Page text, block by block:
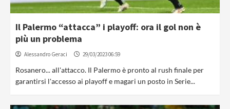
Il Palermo “attacca” i playoff: ora il gol non è
più un problema
Alessandro Geraci 29/03/2023 06:59
Rosanero... all'attacco. Il Palermo è pronto al rush finale per
garantirsi l'accesso ai playoff e magari un posto in Serie...